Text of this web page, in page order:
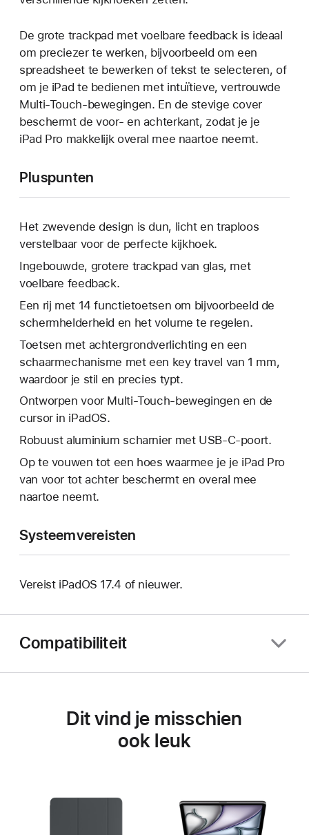
De grote trackpad met voelbare feedback is ideaal
om preciezer te werken, bijvoorbeeld om een
spreadsheet te bewerken of tekst te selecteren, of
om je iPad te bedienen met intuïtieve, vertrouwde
Multi-Touch-bewegingen. En de stevige cover
beschermt de voor- en achterkant, zodat je je
iPad Pro makkelijk overal mee naartoe neemt.
Pluspunten
Het zwevende design is dun, licht en traploos
verstelbaar voor de perfecte kijkhoek.
Ingebouwde, grotere trackpad van glas, met
voelbare feedback.
Een rij met 14 functietoetsen om bijvoorbeeld de
schermhelderheid en het volume te regelen.
Toetsen met achtergrond­verlichting en een
schaarmechanisme met een key travel van 1 mm,
waardoor je stil en precies typt.
Ontworpen voor Multi‑Touch-bewegingen en de
cursor in iPadOS.
Robuust aluminium scharnier met USB-C-poort.
Op te vouwen tot een hoes waarmee je je iPad Pro
van voor tot achter beschermt en overal mee
naartoe neemt.
Systeemvereisten
Vereist iPadOS 17.4 of nieuwer.
Compatibiliteit
Dit vind je misschien
ook leuk